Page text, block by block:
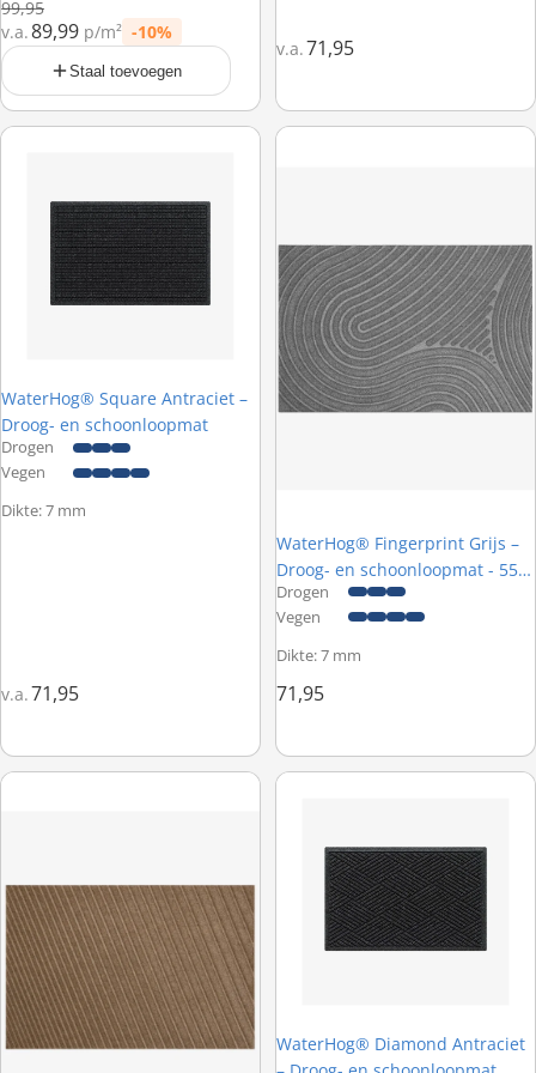
Normale prijs
99,95
Prijs met korting
v.a.89,99 p/m² -10%
Staal toevoegen
v.a.71,95
WaterHog® Square Antraciet – Droog- en schoonloopmat
WaterHog® Square Antraciet –
Droog- en schoonloopmat
Drogen
Vegen
Dikte: 7 mm
v.a.71,95
WaterHog® Fingerprint Grijs –
WaterHog® Fingerprint Grijs –
Droog- en schoonloopmat - 55 x
85 cm
Drogen
Vegen
Dikte: 7 mm
71,95
WaterHog® Dégradé Kameel – Droog- en schoonloopmat - 55 x 85
WaterHog® Diamond Antraciet
WaterHog® Diamond Antraciet